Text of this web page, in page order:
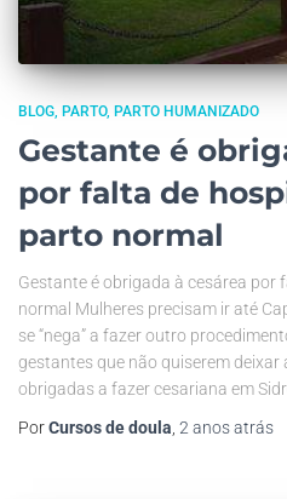
BLOG PARTO PARTO HUMANIZADO
Gestante é
por falta de
parto normal
Gestante é obrigada à cesárea
normal Mulheres precisam ir até
se “nega” a fazer outro
gestantes que não quiserem deixar
obrigadas a fazer cesariana em
PorCursos de doula, 2 anosatrás